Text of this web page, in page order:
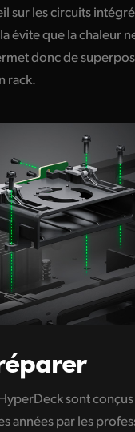
sur les circuits
évite que la chaleur
donc de
rack.
sont
années par les